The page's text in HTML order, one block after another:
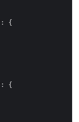
: {
: {